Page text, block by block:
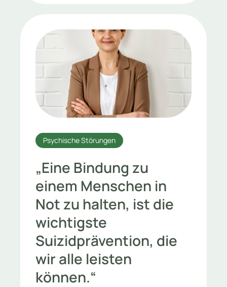
Psychische Störungen
„Eine Bindung zu
einem Menschen in
Not zu halten, ist die
wichtigste
Suizidprävention, die
wir alle leisten
können.“